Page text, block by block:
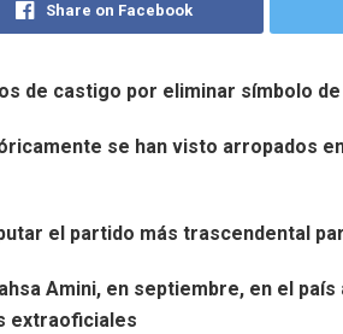
Share on Facebook
de castigo por eliminar símbolo
se han visto arropados
el partido más trascendental
Amini, en septiembre, en el
extraoficiales